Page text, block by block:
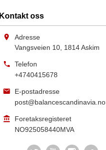
Kontakt oss
Adresse
Vangsveien 10, 1814Askim
Telefon
+4740415678
E-postadresse
post@balancescandinavia.no
Foretaksregisteret
NO925058440MVA